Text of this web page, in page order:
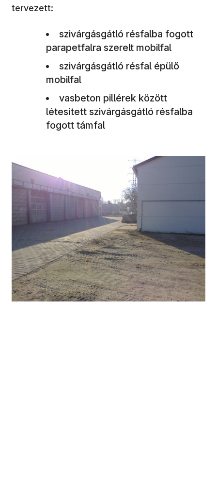
tervezett:
szivárgásgátló résfalba fogott
parapetfalra szerelt mobilfal
szivárgásgátló résfal épülő
mobilfal
vasbeton pillérek között
létesített szivárgásgátló résfalba
fogott támfal